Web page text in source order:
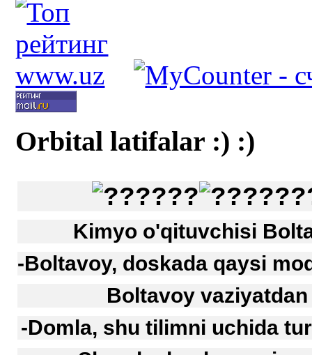
Orbital latifalar :) :)
Kimyo o'qituvchisi
-Boltavoy, doskada qaysi
Boltavoy
-Domla, shu tilimni uchida